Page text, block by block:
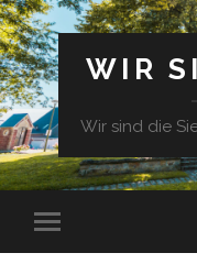
WIR
Wir sind die